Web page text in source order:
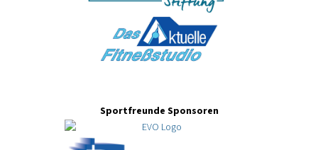
Sportfreunde Sponsoren